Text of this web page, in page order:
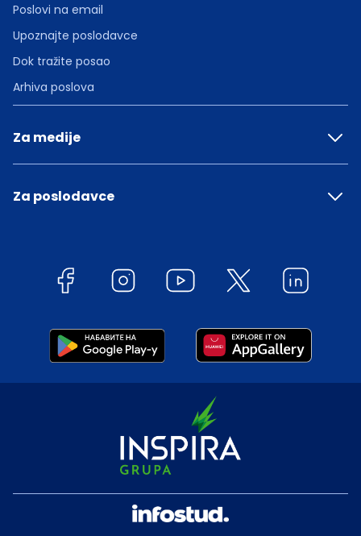
Poslovi na email
Upoznajte poslodavce
Dok tražite posao
Arhiva poslova
Za medije
Za poslodavce